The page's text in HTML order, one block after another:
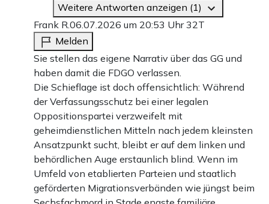
Weitere Antworten anzeigen (1)
Frank R.06.07.2026 um 20:53 Uhr32T
Melden
Sie stellen das eigene Narrativ über das GG und
haben damit die FDGO verlassen.
Die Schieflage ist doch offensichtlich: Während
der Verfassungsschutz bei einer legalen
Oppositionspartei verzweifelt mit
geheimdienstlichen Mitteln nach jedem kleinsten
Ansatzpunkt sucht, bleibt er auf dem linken und
behördlichen Auge erstaunlich blind. Wenn im
Umfeld von etablierten Parteien und staatlich
geförderten Migrationsverbänden wie jüngst beim